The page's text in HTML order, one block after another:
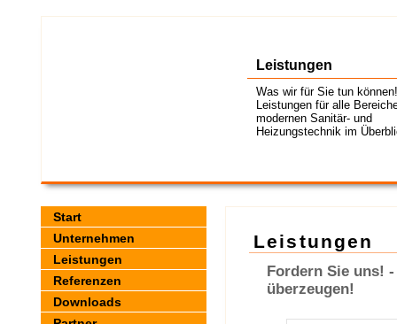
Leistungen
Was wir für Sie tun
Leistungen für alle
modernen Sanitär- und
Heizungstechnik im
Leistungen
Fordern Sie uns!
überzeugen!
Start
Unternehmen
Leistungen
Referenzen
Downloads